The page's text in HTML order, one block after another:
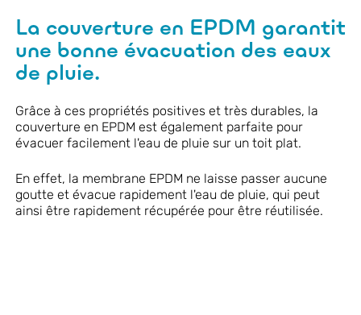
La couverture en EPDM garantit
une bonne évacuation des eaux
de pluie.
Grâce à ces propriétés positives et très durables, la
couverture en EPDM est également parfaite pour
évacuer facilement l'eau de pluie sur un toit plat.
En effet, la membrane EPDM ne laisse passer aucune
goutte et évacue rapidement l'eau de pluie, qui peut
ainsi être rapidement récupérée pour être réutilisée.